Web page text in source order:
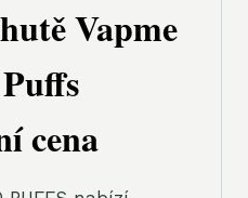
Vapme
cena